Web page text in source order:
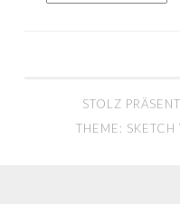
STOLZ
THEME: SKETCH